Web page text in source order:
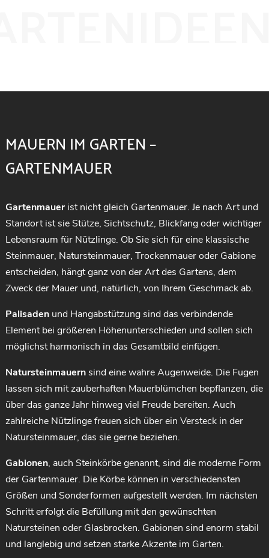
MAUERN IM GARTEN –
GARTENMAUER
Gartenmauerist nicht gleich Gartenmauer. Je nach Art und
Standort ist sie Stütze, Sichtschutz, Blickfang oder wichtiger
Lebensraum für Nützlinge. Ob Sie sich für eine klassische
Steinmauer, Natursteinmauer, Trockenmauer oder Gabione
entscheiden, hängt ganz von der Art des Gartens, dem
Zweck der Mauer und, natürlich, von Ihrem Geschmack ab.
Palisadenund Hangabstützung sind das verbindende
Element bei größeren Höhenunterschieden und sollen sich
möglichst harmonisch in das Gesamtbild einfügen.
Natursteinmauernsind eine wahre Augenweide. Die Fugen
lassen sich mit zauberhaften Mauerblümchen bepflanzen, die
über das ganze Jahr hinweg viel Freude bereiten. Auch
zahlreiche Nützlinge freuen sich über ein Versteck in der
Natursteinmauer, das sie gerne beziehen.
Gabionen, auch Steinkörbe genannt, sind die moderne Form
der Gartenmauer. Die Körbe können in verschiedensten
Größen und Sonderformen aufgestellt werden. Im nächsten
Schritt erfolgt die Befüllung mit den gewünschten
Natursteinen oder Glasbrocken. Gabionen sind enorm stabil
und langlebig und setzen starke Akzente im Garten.